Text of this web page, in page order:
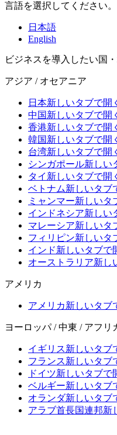
言語を選択してください。
日本語
English
ビジネスを導入したい国
アジア / オセアニア
日本新しいタブで開
中国新しいタブで開
香港新しいタブで開
韓国新しいタブで開
台湾新しいタブで開
シンガポール新しい
タイ 新しいタブで開
ベトナム新しいタブ
ミャンマー新しいタ
インドネシア新しい
マレーシア新しいタ
フィリピン新しいタ
インド新しいタブで
オーストラリア新し
アメリカ
アメリカ新しいタブ
ヨーロッパ / 中東 / アフリ
イギリス新しいタブ
フランス新しいタブ
ドイツ新しいタブで
ベルギー新しいタブ
オランダ新しいタブ
アラブ首長国連邦新